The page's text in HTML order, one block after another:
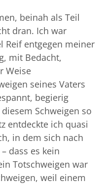
beinah als Teil
dran. Ich war
Reif entgegen meiner
mit Bedacht,
Weise
seines Vaters
begierig
Schweigen so
entdeckte ich quasi
in dem sich nach
dass es kein
Totschweigen war
weil einem